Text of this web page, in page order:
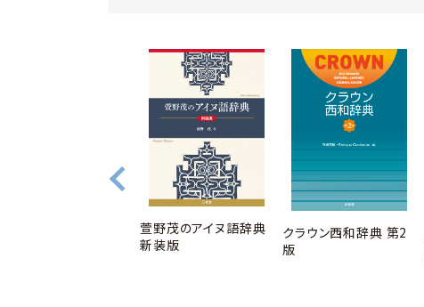
萱野茂のアイヌ語辞典
新装版
クラウン西和辞典 第2
版